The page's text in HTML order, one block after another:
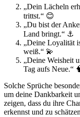
„Dein Lächeln
trittst.“ 😊
„Du bist der
Land bringt.“ ⚓
„Deine Loyalität
weiß.“ 💫
„Deine Weisheit
Tag aufs Neue.“
Solche Sprüche
um deine Dankbarkeit
zeigen, dass du ihre
erkennst und zu